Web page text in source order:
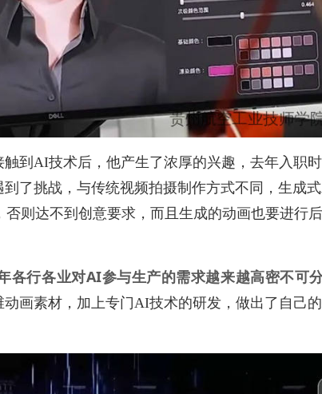
到AI技术后，他产生了浓厚的兴趣，去年入职
了挑战，与传统视频拍摄制作方式不同，生成
则达不到创意要求，而且生成的动画也要进行
行各业对AI参与生产的需求越来越高密不可分
画素材，加上专门AI技术的研发，做出了自己